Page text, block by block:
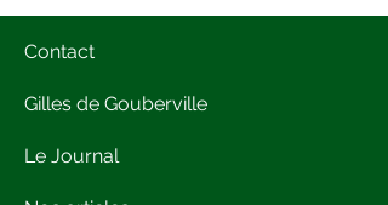
Contact
Gilles de Gouberville
Le Journal